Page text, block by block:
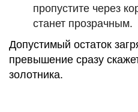
пропустите через
станет прозрачным.
Допустимый остаток
превышение сразу
золотника.